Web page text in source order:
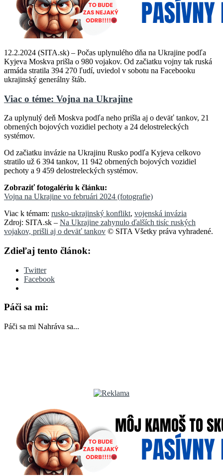
12.2.2024 (SITA.sk) – Počas uplynulého dňa na Ukrajine podľa
Kyjeva Moskva prišla o 980 vojakov. Od začiatku vojny tak ruská
armáda stratila 394 270 ľudí, uviedol v sobotu na Facebooku
ukrajinský generálny štáb.
Viac o téme: Vojna na Ukrajine
Za uplynulý deň Moskva podľa neho prišla aj o deväť tankov, 21
obrnených bojových vozidiel pechoty a 24 delostreleckých
systémov.
Od začiatku invázie na Ukrajinu Rusko podľa Kyjeva celkovo
stratilo už 6 394 tankov, 11 942 obrnených bojových vozidiel
pechoty a 9 459 delostreleckých systémov.
Zobraziť fotogalériu k článku:
Vojna na Ukrajine vo februári 2024 (fotografie)
Viac k témam: rusko-ukrajinský konflikt, vojenská invázia
Zdroj: SITA.sk – Na Ukrajine zahynulo ďalších tisíc ruských
vojakov, prišli aj o deväť tankov © SITA Všetky práva vyhradené.
Zdieľaj tento článok:
Twitter
Facebook
Páči sa mi:
Páči sa mi Nahráva sa...